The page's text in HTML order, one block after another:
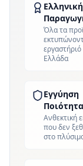
Ελληνική
Όλα τα
Ελλάδα
Εγγύηση
Ανθεκτική
που δεν
στο